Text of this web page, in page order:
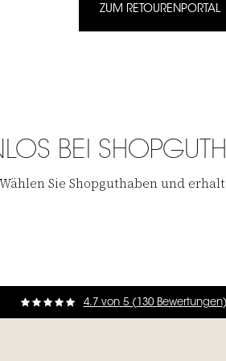
ZUM RETOURENPORTAL
BEI
Sie Shopguthaben und
4.7 von5 ( 130 Bewertungen)